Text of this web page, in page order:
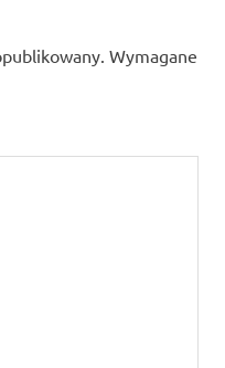
Wymagane